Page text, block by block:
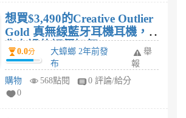
想買$3,490的Creative Outlier
Gold 真無線藍牙耳機耳機，
你有過的評價如何?
0.0分
大蟑螂 2年前發
布
舉
報
購物
568點閱
0 評論/給分
0